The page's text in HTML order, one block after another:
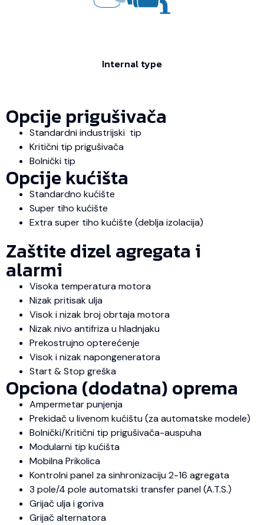
Internal type
Opcije prigušivača
Standardni industrijski tip
Kritični tip prigušivača
Bolnički tip
Opcije kućišta
Standardno kućište
Super tiho kućište
Extra super tiho kućište (deblja izolacija)
Zaštite dizel agregata i
alarmi
Visoka temperatura motora
Nizak pritisak ulja
Visok i nizak broj obrtaja motora
Nizak nivo antifriza u hladnjaku
Prekostrujno opterećenje
Visok i nizak napongeneratora
Start & Stop greška
Opciona (dodatna) oprema
Ampermetar punjenja
Prekidač u livenom kućištu (za automatske modele)
Bolnički/Kritični tip prigušivača-auspuha
Modularni tip kućišta
Mobilna Prikolica
Kontrolni panel za sinhronizaciju 2-16 agregata
3 pole/4 pole automatski transfer panel (A.T.S.)
Grijač ulja i goriva
Grijač alternatora